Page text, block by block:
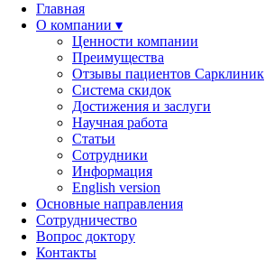
Главная
О компании ▾
Ценности компании
Преимущества
Отзывы пациентов Сарклиник
Система скидок
Достижения и заслуги
Научная работа
Статьи
Сотрудники
Информация
English version
Основные направления
Сотрудничество
Вопрос доктору
Контакты